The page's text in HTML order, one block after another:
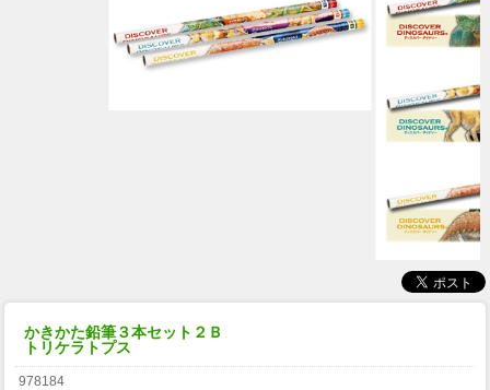
かきかた鉛筆３本セット２Ｂ
トリケラトプス
978184